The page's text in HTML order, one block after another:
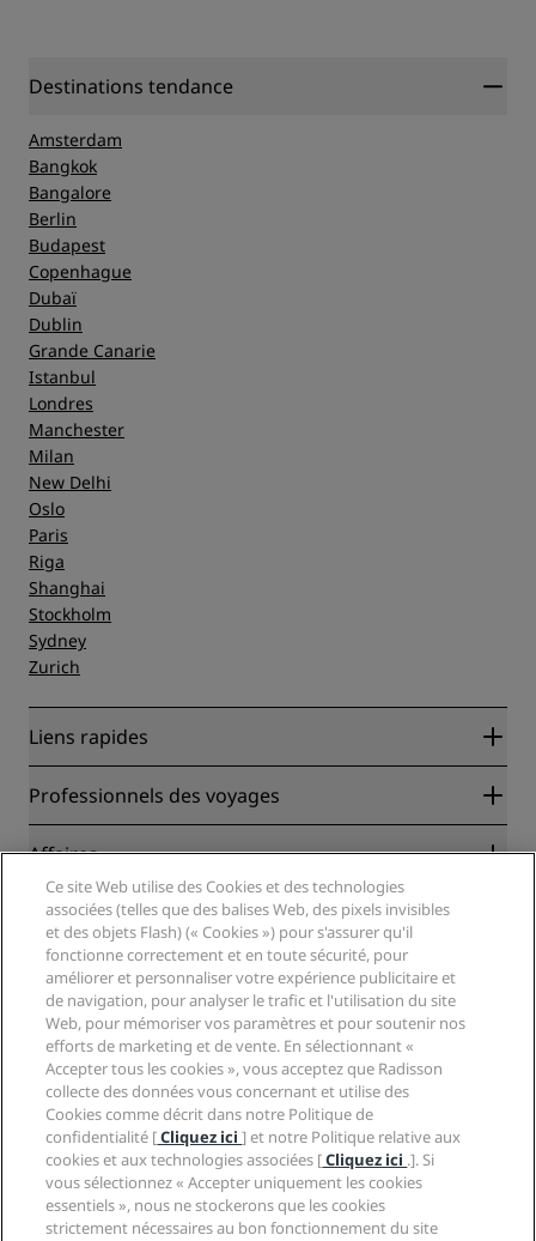
Destinations tendance
Amsterdam
Bangkok
Bangalore
Berlin
Budapest
Copenhague
Dubaï
Dublin
Grande Canarie
Istanbul
Londres
Manchester
Milan
New Delhi
Oslo
Paris
Riga
Shanghai
Stockholm
Sydney
Zurich
Liens rapides
Radisson Rewards
Blog
Nouveaux et futurs hôtels
Application Radisson Hotels
Hôtels adaptés aux sportifs
Hôtels adaptés aux Familles
Santé et sécurité
Professionnels des voyages
Partenaires
Agents de voyages
Affaires
Radisson Hotel Group
Médias
Carrières RHG
Carrières PPHE
Carrières EHL
The Club by RHG
Opportunités de développement
Entreprise responsable
Approvisionnement
Légal
Centre de confidentialité
Mentions légales
Conditions générales Radisson Rewards
Contrat d’utilisation du site
Accessibilité numérique
Déclaration sur l’esclavage moderne
Aide
Avis aux consommateurs
Contact
FAQ
Plan du site
Médias sociaux
Marques Radisson Hotels
Ce site Web utilise des Cookies et des technologies
associées (telles que des balises Web, des pixels invisibles
et des objets Flash) (« Cookies ») pour s'assurer qu'il
fonctionne correctement et en toute sécurité, pour
améliorer et personnaliser votre expérience publicitaire et
de navigation, pour analyser le trafic et l'utilisation du site
Web, pour mémoriser vos paramètres et pour soutenir nos
efforts de marketing et de vente. En sélectionnant «
Accepter tous les cookies », vous acceptez que Radisson
collecte des données vous concernant et utilise des
Cookies comme décrit dans notre Politique de
confidentialité [Cliquez ici] et notre Politique relative aux
cookies et aux technologies associées [Cliquez ici .]. Si
vous sélectionnez « Accepter uniquement les cookies
essentiels », nous ne stockerons que les cookies
strictement nécessaires au bon fonctionnement du site